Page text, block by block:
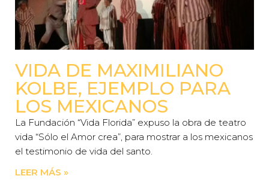
VIDA DE MAXIMILIANO
KOLBE, EJEMPLO PARA
LOS MEXICANOS
La Fundación “Vida Florida” expuso la obra de teatro
vida “Sólo el Amor crea”, para mostrar a los mexicanos
el testimonio de vida del santo.
LEER MÁS »